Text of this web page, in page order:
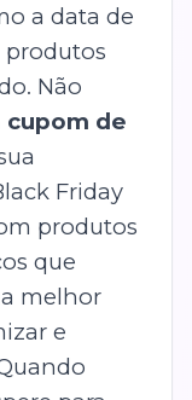
a data de
produtos
Não
cupom de
Friday
produtos
que
melhor
e